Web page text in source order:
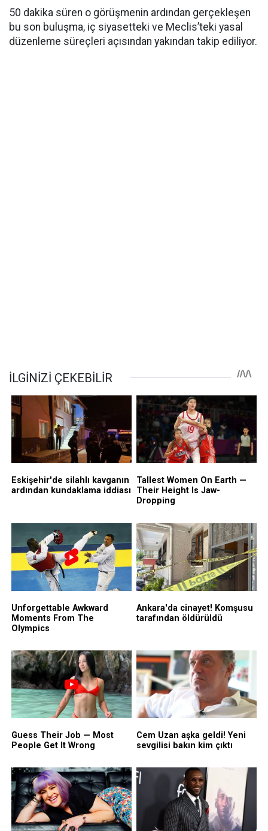
50 dakika süren o görüşmenin ardından gerçekleşen
bu son buluşma, iç siyasetteki ve Meclis’teki yasal
düzenleme süreçleri açısından yakından takip ediliyor.